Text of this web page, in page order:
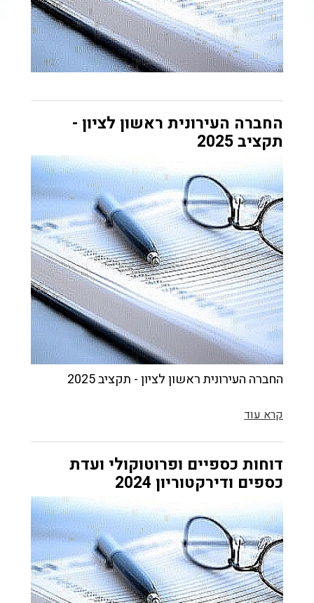
החברה העירונית ראשון לציון -
תקציב 2025
החברה העירונית ראשון לציון - תקציב 2025
קרא עוד
דוחות כספיים ופרוטוקולי ועדת
כספים ודירקטוריון 2024